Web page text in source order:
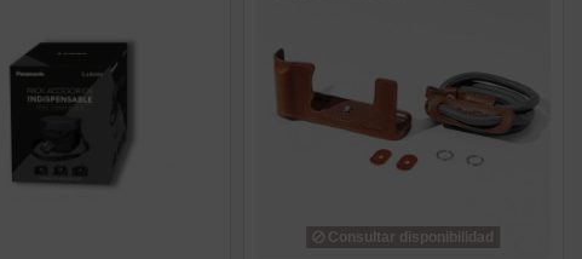
Consultar disponibilidad